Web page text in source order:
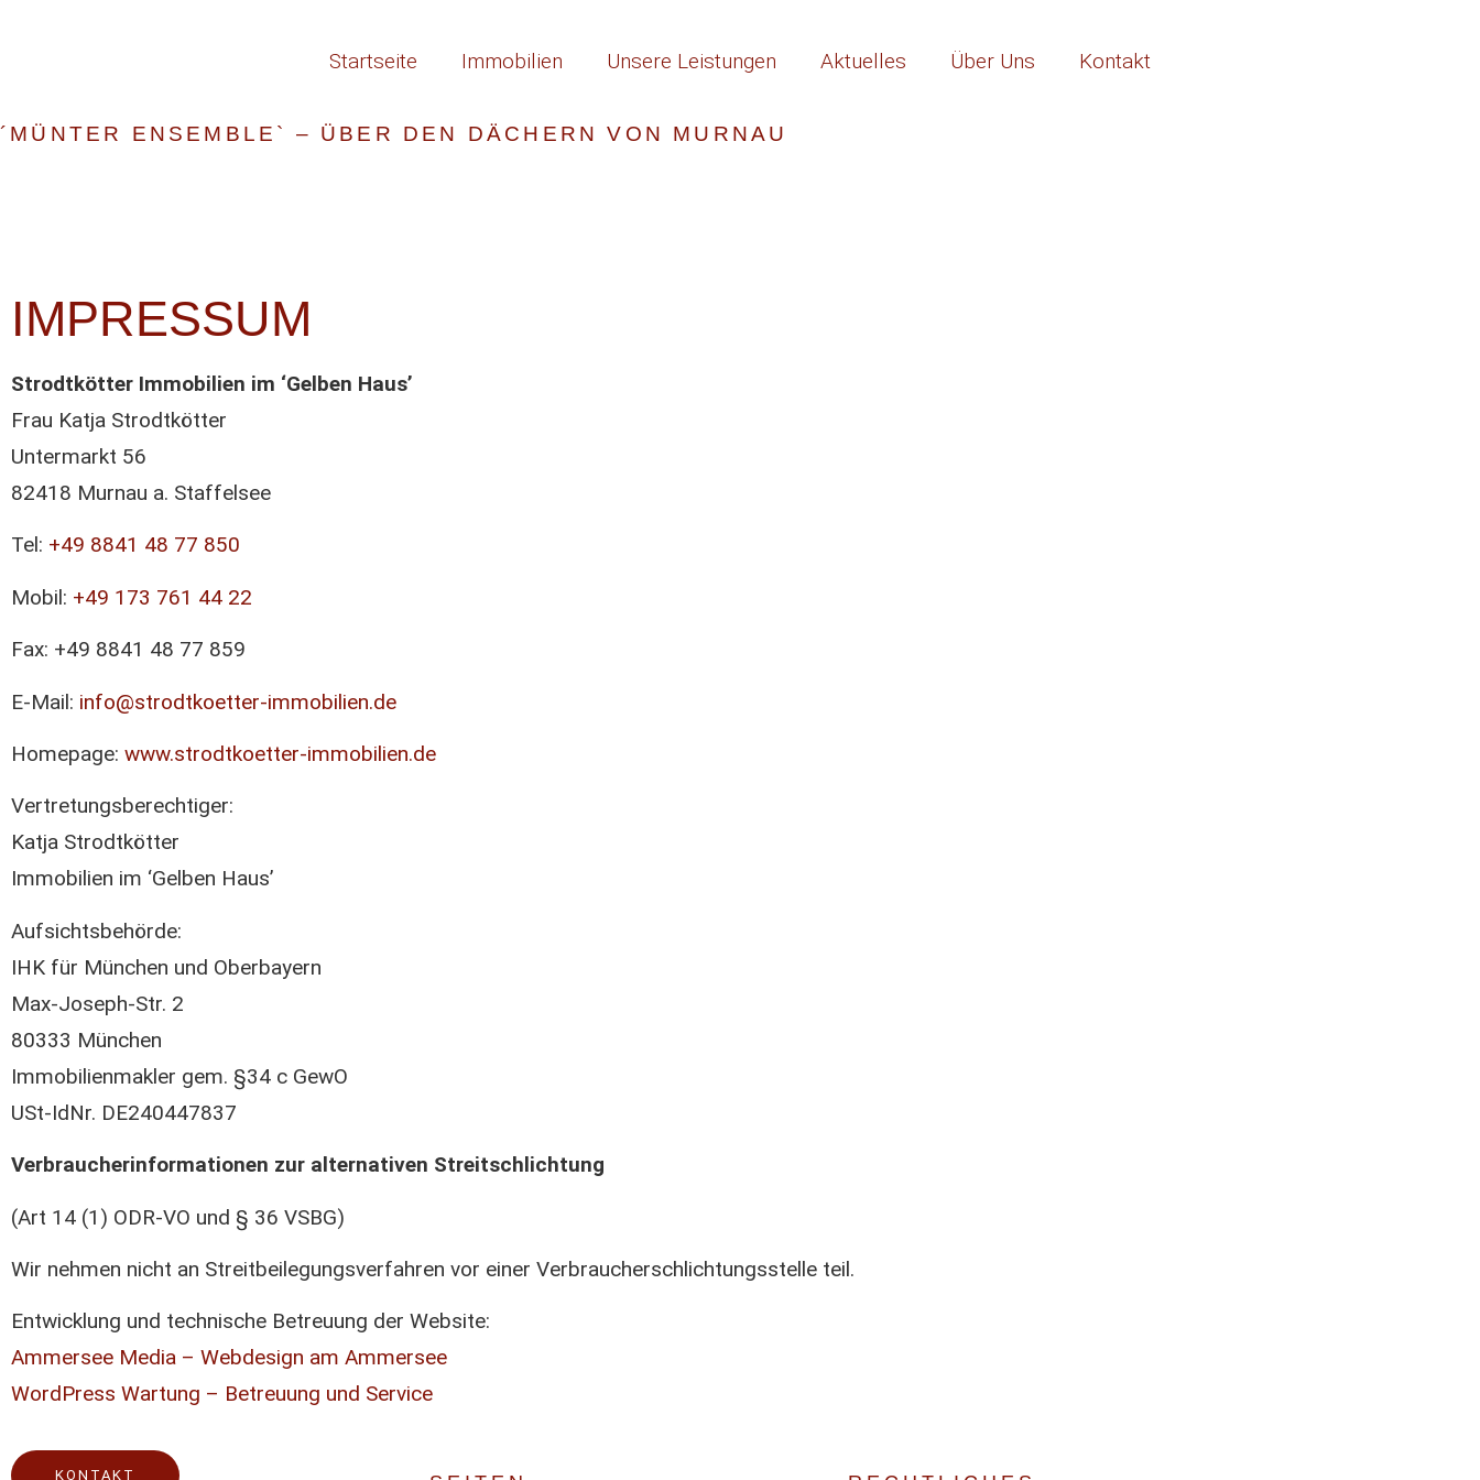
Startseite Immobilien Unsere Leistungen Aktuelles Über Uns Kontakt
´MÜNTER ENSEMBLE` – ÜBER DEN DÄCHERN VON MURNAU
IMPRESSUM
Strodtkötter Immobilien im ‘Gelben Haus’
Frau Katja Strodtkötter
Untermarkt 56
82418 Murnau a. Staffelsee
Tel: +49 8841 48 77 850
Mobil: +49 173 761 44 22
Fax: +49 8841 48 77 859
E-Mail: info@strodtkoetter-immobilien.de
Homepage: www.strodtkoetter-immobilien.de
Vertretungsberechtiger:
Katja Strodtkötter
Immobilien im ‘Gelben Haus’
Aufsichtsbehörde:
IHK für München und Oberbayern
Max-Joseph-Str. 2
80333 München
Immobilienmakler gem. §34 c GewO
USt-IdNr. DE240447837
Verbraucherinformationen zur alternativen Streitschlichtung
(Art 14 (1) ODR-VO und § 36 VSBG)
Wir nehmen nicht an Streitbeilegungsverfahren vor einer Verbraucherschlichtungsstelle teil.
Entwicklung und technische Betreuung der Website:
Ammersee Media – Webdesign am Ammersee
WordPress Wartung – Betreuung und Service
KONTAKT